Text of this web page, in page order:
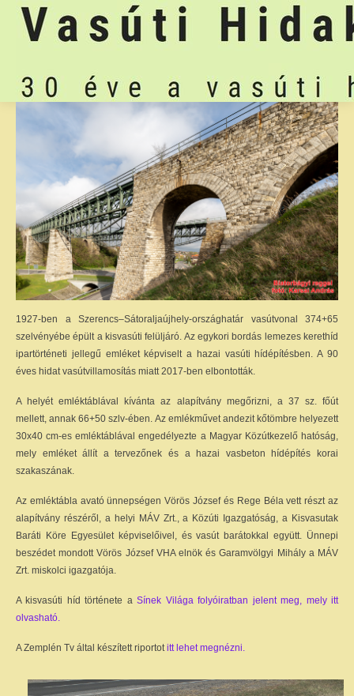
1927-ben a Szerencs–Sátoraljaújhely-országhatár vasútvonal 374+65
szelvényébe épült a kisvasúti felüljáró. Az egykori bordás lemezes kerethíd
ipartörténeti jellegű emléket képviselt a hazai vasúti hídépítésben. A 90
éves hidat vasútvillamosítás miatt 2017-ben elbontották.
A helyét emléktáblával kívánta az alapítvány megőrizni, a 37 sz. főút
mellett, annak 66+50 szlv-ében. Az emlékművet andezit kőtömbre helyezett
30x40 cm-es emléktáblával engedélyezte a Magyar Közútkezelő hatóság,
mely emléket állít a tervezőnek és a hazai vasbeton hídépítés korai
szakaszának.
Az emléktábla avató ünnepségen Vörös József és Rege Béla vett részt az
alapítvány részéről, a helyi MÁV Zrt., a Közúti Igazgatóság, a Kisvasutak
Baráti Köre Egyesület képviselőivel, és vasút barátokkal együtt. Ünnepi
beszédet mondott Vörös József VHA elnök és Garamvölgyi Mihály a MÁV
Zrt. miskolci igazgatója.
A kisvasúti híd története aSínek Világa folyóiratban jelent meg, mely itt
olvasható.
A Zemplén Tv által készített riportotitt lehet megnézni.